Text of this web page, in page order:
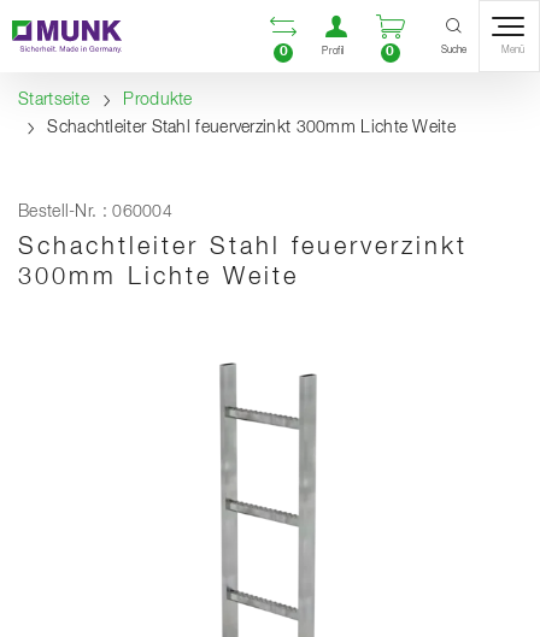
Inhalt
Inhaltsverzeichnis
Navigation Vergleichsliste öffnen
0
Benutzerkonto
Profil
Warenkorb
0 Suche Menü
Startseite
Produkte
Schachtleiter Stahl feuerverzinkt 300mm Lichte Weite
Bestell-Nr. : 060004
Schachtleiter Stahl feuerverzinkt
300mm Lichte Weite